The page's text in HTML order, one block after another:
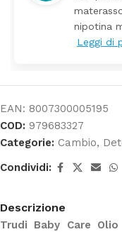
materasso
nipotina molto
Leggi di più
EAN: 8007300005195
COD: 979683327
Categorie: Cambio,
Condividi:
Descrizione
Trudi Baby Care